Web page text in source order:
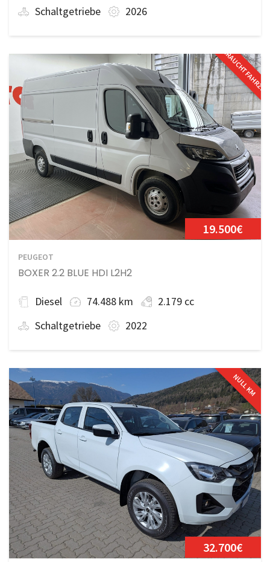
Schaltgetriebe 2026
19.500€
PEUGEOT
BOXER 2.2 BLUE HDI L2H2
Diesel 74.488 km
2.179 cc
Schaltgetriebe
2022
NULL KM
32.700€